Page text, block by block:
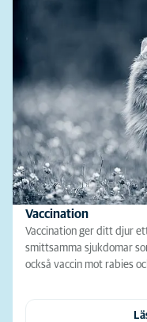
Vaccination
Vaccination ger ditt djur
smittsamma sjukdomar
också vaccin mot rabies